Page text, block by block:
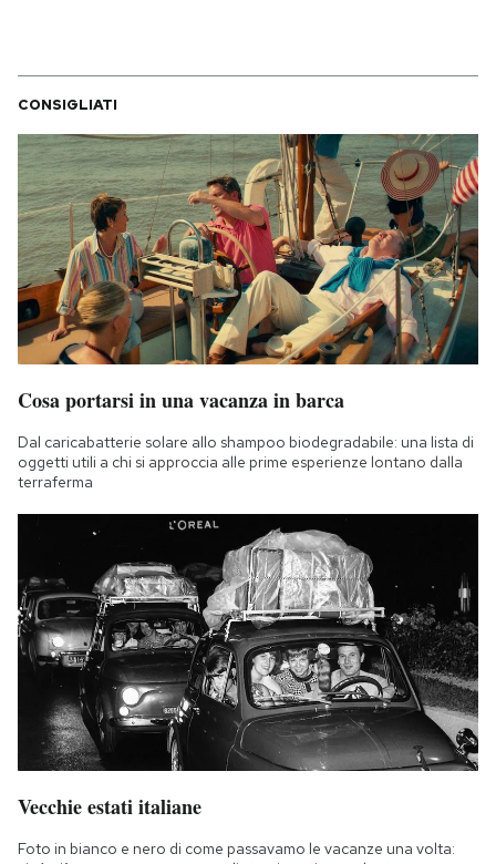
CONSIGLIATI
Cosa portarsi in una vacanza in barca
Dal caricabatterie solare allo shampoo biodegradabile: una lista di
oggetti utili a chi si approccia alle prime esperienze lontano dalla
terraferma
Vecchie estati italiane
Foto in bianco e nero di come passavamo le vacanze una volta: